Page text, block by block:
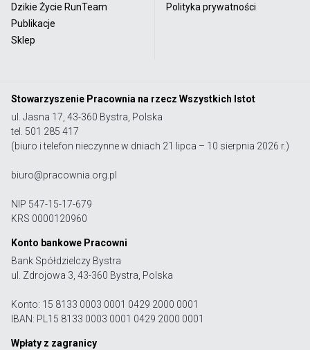
Dzikie Życie RunTeam
Publikacje
Sklep
Polityka prywatności
Stowarzyszenie Pracownia na rzecz Wszystkich Istot
ul. Jasna 17, 43-360 Bystra, Polska
tel. 501 285 417
(biuro i telefon nieczynne w dniach 21 lipca – 10 sierpnia 2026 r.)
biuro@pracownia.org.pl
NIP 547-15-17-679
KRS 0000120960
Konto bankowe Pracowni
Bank Spółdzielczy Bystra
ul. Zdrojowa 3, 43-360 Bystra, Polska
Konto: 15 8133 0003 0001 0429 2000 0001
IBAN: PL15 8133 0003 0001 0429 2000 0001
Wpłaty z zagranicy